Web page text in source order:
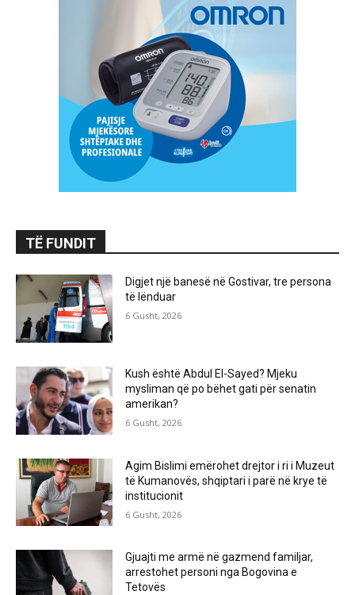
TË FUNDIT
Digjet një banesë në Gostivar, tre persona
të lënduar
6 Gusht, 2026
Kush është Abdul El-Sayed? Mjeku
mysliman që po bëhet gati për senatin
amerikan?
6 Gusht, 2026
Agim Bislimi emërohet drejtor i ri i Muzeut
të Kumanovës, shqiptari i parë në krye të
institucionit
6 Gusht, 2026
Gjuajti me armë në gazmend familjar,
arrestohet personi nga Bogovina e
Tetovës